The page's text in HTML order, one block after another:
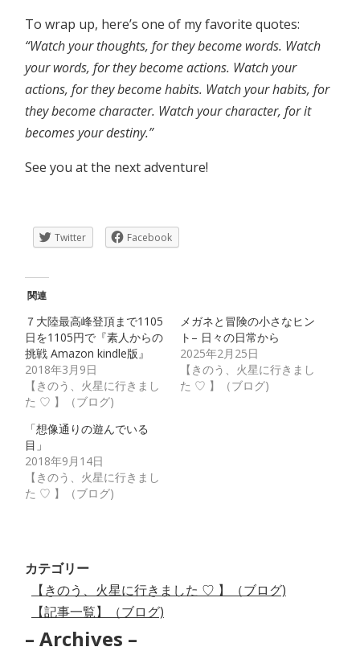
To wrap up, here’s one of my favorite quotes:
“Watch your thoughts, for they become words. Watch
your words, for they become actions. Watch your
actions, for they become habits. Watch your habits, for
they become character. Watch your character, for it
becomes your destiny.”
See you at the next adventure!
Twitter Facebook
関連
７大陸最高峰登頂まで1105
日を1105円で『素人からの
挑戦 Amazon kindle版』
2018年3月9日
【きのう、火星に行きまし
た ♡ 】（ブログ)
メガネと冒険の小さなヒン
ト– 日々の日常から
2025年2月25日
【きのう、火星に行きまし
た ♡ 】（ブログ)
「想像通りの遊んでいる
目」
2018年9月14日
【きのう、火星に行きまし
た ♡ 】（ブログ)
カテゴリー
【きのう、火星に行きました ♡ 】（ブログ)
【記事一覧】（ブログ)
– Archives –